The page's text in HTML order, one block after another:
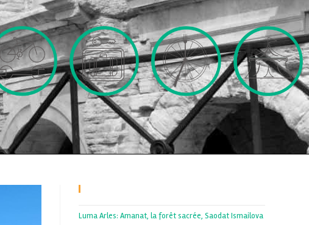
Luma Arles: Amanat, la forêt sacrée, Saodat Ismailova